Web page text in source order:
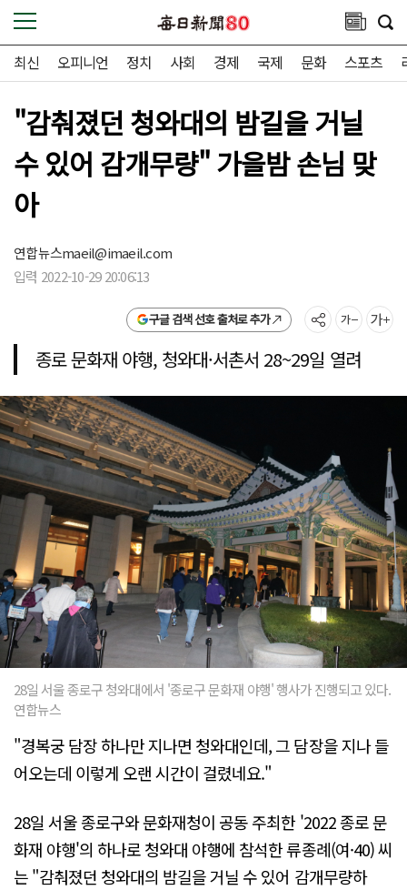
최신 오피니언 정치 사회 경제 국제 문화 스포츠
"감춰졌던 청와대의 밤길을 거닐
수 있어 감개무량" 가을밤 손님 맞
아
연합뉴스maeil@imaeil.com
입력 2022-10-29 20:06:13
구글 검색 선호 출처로 추가
종로 문화재 야행, 청와대·서촌서 28~29일 열려
28일 서울 종로구 청와대에서 '종로구 문화재 야행' 행사가 진행되고 있다.
연합뉴스
"경복궁 담장 하나만 지나면 청와대인데, 그 담장을 지나 들
어오는데 이렇게 오랜 시간이 걸렸네요."
28일 서울 종로구와 문화재청이 공동 주최한 '2022 종로 문
화재 야행'의 하나로 청와대 야행에 참석한 류종례(여·40) 씨
는 "감춰졌던 청와대의 밤길을 거닐 수 있어 감개무량하